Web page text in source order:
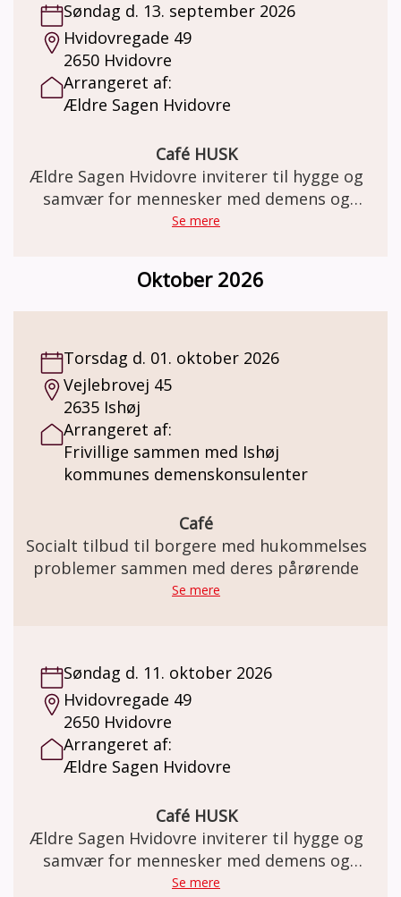
Søndag d. 13. september 2026
Hvidovregade 49
2650 Hvidovre
Arrangeret af:
Ældre Sagen Hvidovre
Café HUSK
Ældre Sagen Hvidovre inviterer til hygge og
samvær for mennesker med demens og
deres pårørende
Se mere
Oktober 2026
Torsdag d. 01. oktober 2026
Vejlebrovej 45
2635 Ishøj
Arrangeret af:
Frivillige sammen med Ishøj
kommunes demenskonsulenter
Café
Socialt tilbud til borgere med hukommelses
problemer sammen med deres pårørende
Se mere
Søndag d. 11. oktober 2026
Hvidovregade 49
2650 Hvidovre
Arrangeret af:
Ældre Sagen Hvidovre
Café HUSK
Ældre Sagen Hvidovre inviterer til hygge og
samvær for mennesker med demens og
deres pårørende
Se mere